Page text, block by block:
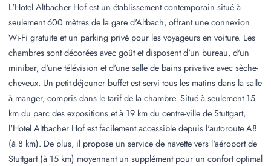
L'Hotel Altbacher Hof est un établissement contemporain situé à
seulement 600 mètres de la gare d'Altbach, offrant une connexion
Wi-Fi gratuite et un parking privé pour les voyageurs en voiture. Les
chambres sont décorées avec goût et disposent d'un bureau, d'un
minibar, d'une télévision et d'une salle de bains privative avec sèche-
cheveux. Un petit-déjeuner buffet est servi tous les matins dans la salle
à manger, compris dans le tarif de la chambre. Situé à seulement 15
km du parc des expositions et à 19 km du centre-ville de Stuttgart,
l'Hotel Altbacher Hof est facilement accessible depuis l'autoroute A8
(à 8 km). De plus, il propose un service de navette vers l'aéroport de
Stuttgart (à 15 km) moyennant un supplément pour un confort optimal